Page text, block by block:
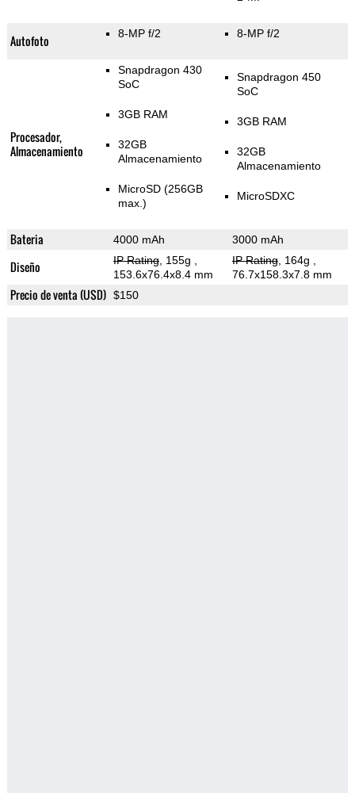
Autofoto 8-MP f/2 8-MP f/2
Procesador,
Almacenamiento
Snapdragon 430
SoC
3GB RAM
32GB
Almacenamiento
MicroSD (256GB
max.)
Snapdragon 450
SoC
3GB RAM
32GB
Almacenamiento
MicroSDXC
Bateria 4000 mAh 3000 mAh
Diseño IP Rating, 155g
153.6x76.4x8.4 mm
IP Rating, 164g
76.7x158.3x7.8 mm
Precio de venta (USD) $150